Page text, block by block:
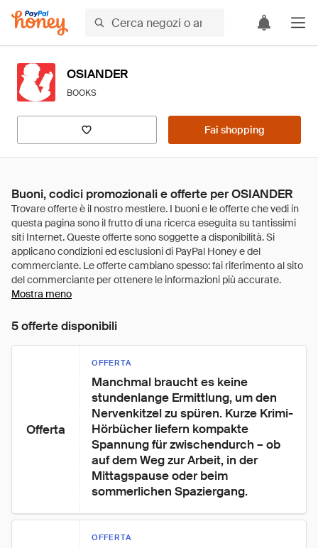
OSIANDER
BOOKS
Fai shopping
Buoni, codici promozionali e offerte per OSIANDER
Mostra meno
5 offerte disponibili
Offerta
OFFERTA
Manchmal braucht es keine
stundenlange Ermittlung, um den
Nervenkitzel zu spüren. Kurze Krimi-
Hörbücher liefern kompakte
Spannung für zwischendurch – ob
auf dem Weg zur Arbeit, in der
Mittagspause oder beim
sommerlichen Spaziergang.
OFFERTA